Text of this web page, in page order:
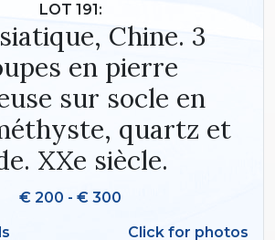
LOT 191:
Chine. 3
en pierre
sur socle en
quartz et
XXe siècle.
€ 200 - € 300
Click for photos